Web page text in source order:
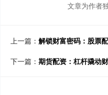
文章为作者
上一篇： 解锁财富密码：股票
下一篇： 期货配资：杠杆撬动